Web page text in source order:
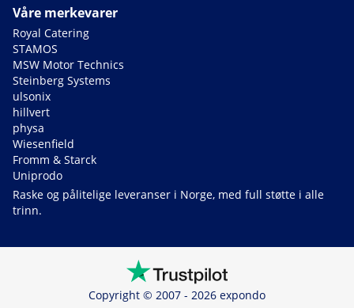
Våre merkevarer
Royal Catering
STAMOS
MSW Motor Technics
Steinberg Systems
ulsonix
hillvert
physa
Wiesenfield
Fromm & Starck
Uniprodo
Raske og pålitelige leveranser i Norge, med full støtte i alle
trinn.
Copyright © 2007 - 2026 expondo